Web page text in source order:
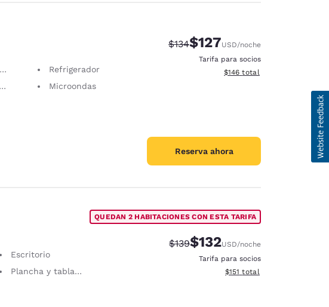
Refrigerador
Microondas
Tarifa tachada:
$134Tarifa reducida:
$127USD/noche
Tarifa para socios
Ver detalles totales
$146 total
Reserva ahora
Escritorio
Plancha y tabla de planchar
QUEDAN 2 HABITACIONES CON ESTA TARIFA
Tarifa tachada:
$139Tarifa reducida:
$132USD/noche
Tarifa para socios
Ver detalles totales
$151 total